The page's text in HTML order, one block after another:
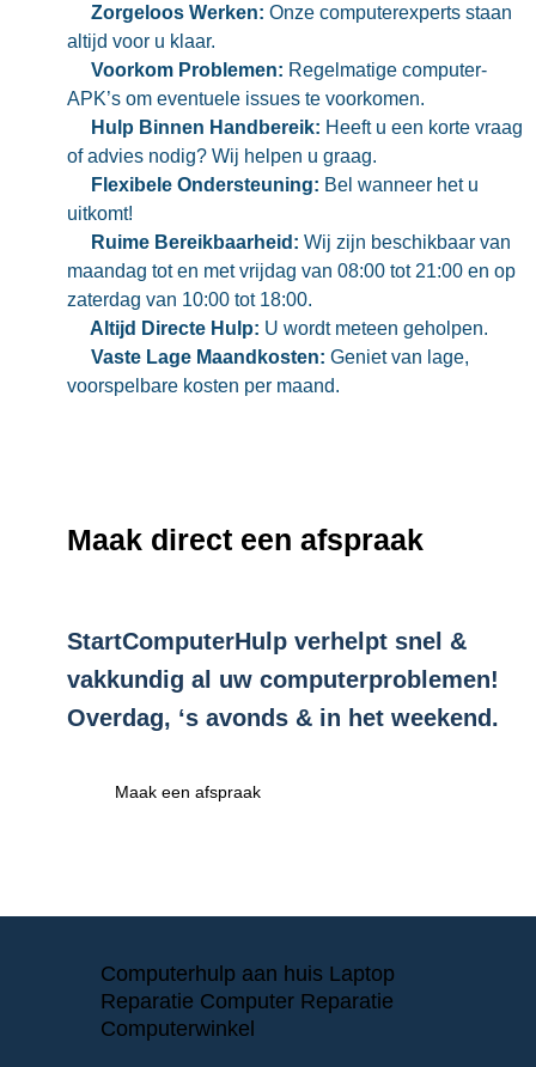
Zorgeloos Werken: Onze computerexperts staan
altijd voor u klaar.
Voorkom Problemen: Regelmatige computer-
APK’s om eventuele issues te voorkomen.
Hulp Binnen Handbereik: Heeft u een korte vraag
of advies nodig? Wij helpen u graag.
Flexibele Ondersteuning: Bel wanneer het u
uitkomt!
Ruime Bereikbaarheid: Wij zijn beschikbaar van
maandag tot en met vrijdag van 08:00 tot 21:00 en op
zaterdag van 10:00 tot 18:00.
Altijd Directe Hulp: U wordt meteen geholpen.
Vaste Lage Maandkosten: Geniet van lage,
voorspelbare kosten per maand.
Maak direct een afspraak
StartComputerHulp verhelpt snel &
vakkundig al uw computerproblemen!
Overdag, ‘s avonds & in het weekend.
Maak een afspraak
Computerhulp aan huis Laptop
Reparatie Computer Reparatie
Computerwinkel